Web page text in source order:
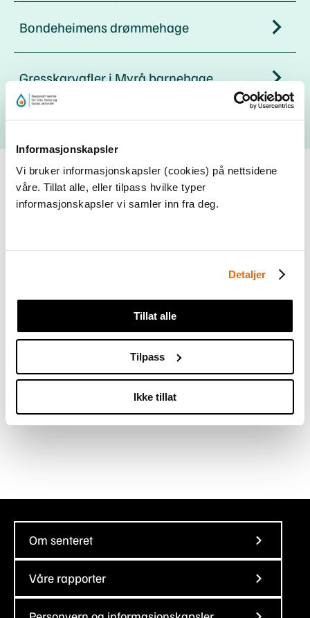
Informasjonskapsler
Vi bruker informasjonskapsler (cookies) på nettsidene
våre. Tillat alle, eller tilpass hvilke typer
informasjonskapsler vi samler inn fra deg.
Detaljer
Tillat alle
Tilpass
Ikke tillat
Bondeheimens drømmehage
Gresskarvafler i Myrå barnehage
Dele praksiseksempel fra din
barnehager. Ønsker din barnehage å dele
aktiviteter eller prosjekter dere har gjennomført?
Send inn tilpost@mhfa.no.
Om senteret
Våre rapporter